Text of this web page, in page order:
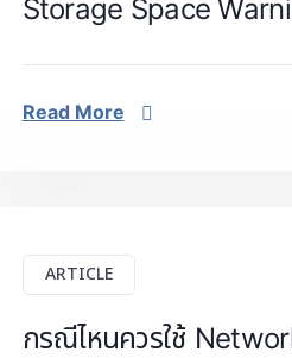
Storage Space
Read More
ARTICLE
กรณีไหนควรใช้